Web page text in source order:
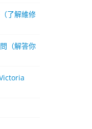
了解維修
（解答你